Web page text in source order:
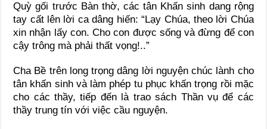
Quỳ gối trước Bàn thờ, các tân Khấn sinh dang rộng
tay cất lên lời ca dâng hiến: “Lạy Chúa, theo lời Chúa
xin nhận lấy con. Cho con được sống và đừng để con
cậy trông mà phải thất vọng!..”
Cha Bề trên long trọng dâng lời nguyện chúc lành cho
tân khấn sinh và làm phép tu phục khấn trọng rồi mặc
cho các thầy, tiếp đến là trao sách Thần vụ để các
thầy trung tín với việc cầu nguyện.